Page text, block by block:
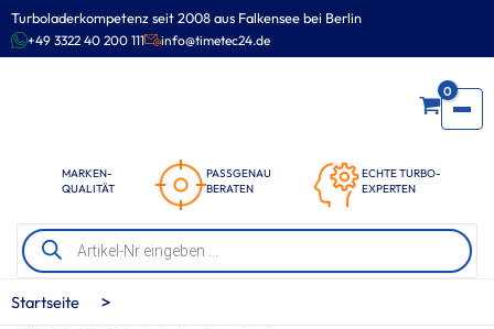
Turboladerkompetenz seit 2008 aus Falkensee bei Berlin
+49 3322 40 200 111 info@timetec24.de
MARKEN-
QUALITÄT
PASSGENAU
BERATEN
ECHTE TURBO-
EXPERTEN
0
Products
search
Zum
Inhalt
springen
Startseite >